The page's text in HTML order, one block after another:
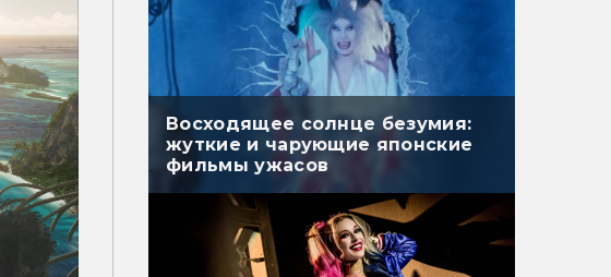
Восходящее солнце безумия:
жуткие и чарующие японские
фильмы ужасов